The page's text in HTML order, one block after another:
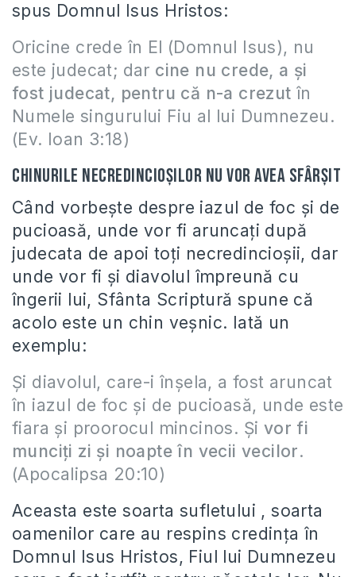
spus Domnul Isus Hristos:
Oricine crede în El (Domnul Isus), nu
este judecat; dar cine nu crede, a şi
fost judecat, pentru că n-a crezut în
Numele singurului Fiu al lui Dumnezeu.
(Ev. Ioan 3:18)
Chinurile necredincioşilor nu vor avea sfârşit
Când vorbeşte despre iazul de foc şi de
pucioasă, unde vor fi aruncaţi după
judecata de apoi toţi necredincioşii, dar
unde vor fi şi diavolul împreună cu
îngerii lui, Sfânta Scriptură spune că
acolo este un chin veşnic. Iată un
exemplu:
Şi diavolul, care-i înşela, a fost aruncat
în iazul de foc şi de pucioasă, unde este
fiara şi proorocul mincinos. Şi vor fi
munciţi zi şi noapte în vecii vecilor.
(Apocalipsa 20:10)
Aceasta este soarta sufletului , soarta
oamenilor care au respins credinţa în
Domnul Isus Hristos, Fiul lui Dumnezeu